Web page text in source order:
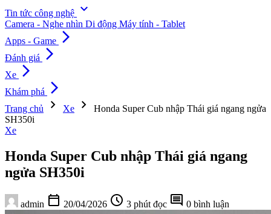
Tin tức công nghệ expand_more
Camera - Nghe nhìn Di động Máy tính - Tablet
Apps - Game arrow_forward_ios
Đánh giá arrow_forward_ios
Xe arrow_forward_ios
Khám phá arrow_forward_ios
Trang chủ chevron_right Xe chevron_right
Honda Super Cub nhập Thái giá ngang ngửa
SH350i
Xe
Honda Super Cub nhập Thái giá ngang
ngửa SH350i
admin calendar_today 20/04/2026 schedule 3 phút đọc comment 0 bình luận